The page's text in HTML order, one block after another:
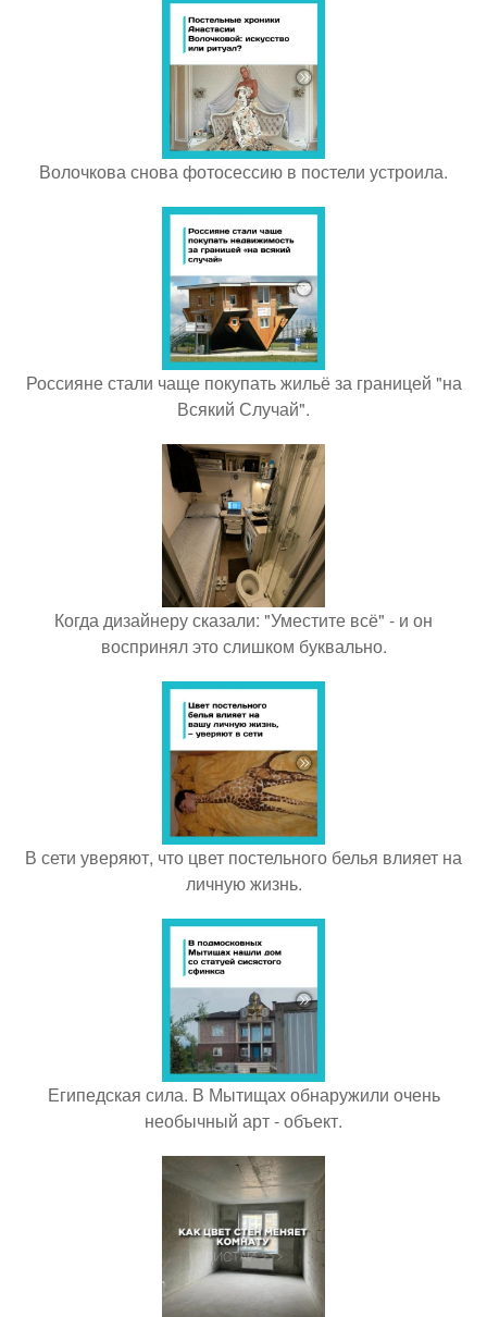
Волочкова снова фотосессию в постели устроила.
Россияне стали чаще покупать жильё за границей "на
Всякий Случай".
Когда дизайнеру сказали: "Уместите всё" - и он
воспринял это слишком буквально.
В сети уверяют, что цвет постельного белья влияет на
личную жизнь.
Египедская сила. В Мытищах обнаружили очень
необычный арт - объект.